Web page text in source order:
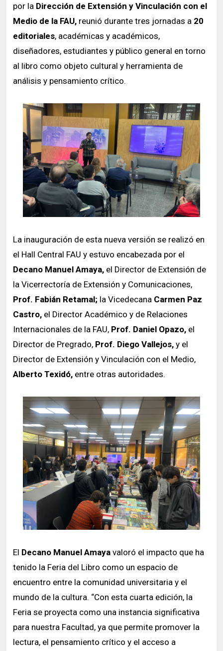
por la Dirección de Extensión y Vinculación con el
Medio de la FAU, reunió durante tres jornadas a 20
editoriales, académicas y académicos,
diseñadores, estudiantes y público general en torno
al libro como objeto cultural y herramienta de
análisis y pensamiento crítico.
La inauguración de esta nueva versión se realizó en
el Hall Central FAU y estuvo encabezada por el
Decano Manuel Amaya, el Director de Extensión de
la Vicerrectoría de Extensión y Comunicaciones,
Prof. Fabián Retamal; la Vicedecana Carmen Paz
Castro, el Director Académico y de Relaciones
Internacionales de la FAU, Prof. Daniel Opazo, el
Director de Pregrado, Prof. Diego Vallejos,y el
Director de Extensión y Vinculación con el Medio,
Alberto Texidó, entre otras autoridades.
El Decano Manuel Amaya valoró el impacto que ha
tenido la Feria del Libro como un espacio de
encuentro entre la comunidad universitaria y el
mundo de la cultura. “Con esta cuarta edición, la
Feria se proyecta como una instancia significativa
para nuestra Facultad, ya que permite promover la
lectura, el pensamiento crítico y el acceso a